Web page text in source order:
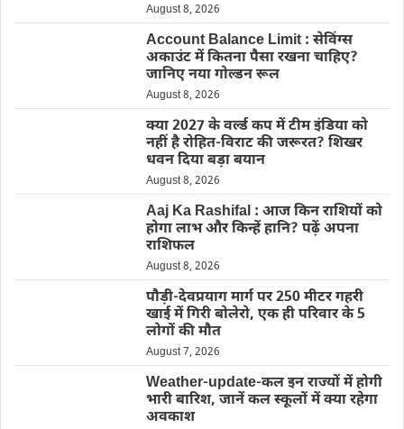
August 8, 2026
Account Balance Limit : सेविंग्स
अकाउंट में कितना पैसा रखना चाहिए?
जानिए नया गोल्डन रूल
August 8, 2026
क्या 2027 के वर्ल्ड कप में टीम इंडिया को
नहीं है रोहित-विराट की जरूरत? शिखर
धवन दिया बड़ा बयान
August 8, 2026
Aaj Ka Rashifal : आज किन राशियों को
होगा लाभ और किन्हें हानि? पढ़ें अपना
राशिफल
August 8, 2026
पौड़ी-देवप्रयाग मार्ग पर 250 मीटर गहरी
खाई में गिरी बोलेरो, एक ही परिवार के 5
लोगों की मौत
August 7, 2026
Weather-update-कल इन राज्यों में होगी
भारी बारिश, जानें कल स्कूलों में क्या रहेगा
अवकाश